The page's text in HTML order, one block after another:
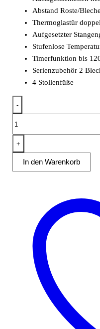
Abstand Roste/
Thermoglastür
Aufgesetzter
Stufenlose
Timerfunktion bis
Serienzubehör 2
4 Stollenfüße
-
6,4
kW
+
In den Warenkorb